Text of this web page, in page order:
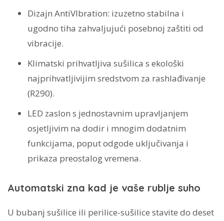
Dizajn AntiVIbration: izuzetno stabilna i
ugodno tiha zahvaljujući posebnoj zaštiti od
vibracije.
Klimatski prihvatljiva sušilica s ekološki
najprihvatljivijim sredstvom za rashlađivanje
(R290).
LED zaslon s jednostavnim upravljanjem
osjetljivim na dodir i mnogim dodatnim
funkcijama, poput odgode uključivanja i
prikaza preostalog vremena.
Automatski zna kad je vaše rublje suho
U bubanj sušilice ili perilice-sušilice stavite do deset